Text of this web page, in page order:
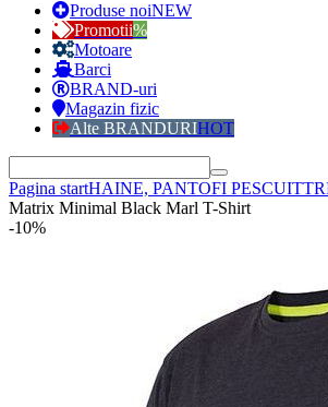
Produse noiNEW
Promotii%
Motoare
Barci
BRAND-uri
Magazin fizic
Alte BRANDURIHOT
Pagina startHAINE, PANTOFI PESCUIT
Matrix Minimal Black Marl T-Shirt
-10%